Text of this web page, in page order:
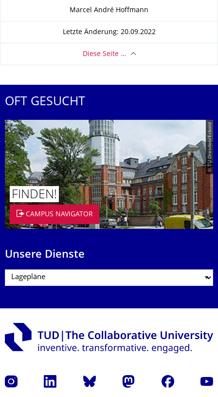
Zu dieser SeiteMarcel André Hoffmann
Letzte Änderung: 20.09.2022
Diese Seite …
OFT GESUCHT
© TU Dresden/Eckold
FINDEN!
CAMPUS NAVIGATOR
Unsere Dienste
Instagram LinkedIn Bluesky Mastodon Facebook